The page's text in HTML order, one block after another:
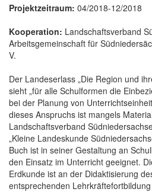
Projektzeitraum: 04/2018-12/2018
Kooperation: Landschaftsverband
Arbeitsgemeinschaft für
V.
Der Landeserlass „Die Region und
sieht „für alle Schulformen die
bei der Planung von
dieses Anspruchs ist mangels
Landschaftsverband
„Kleine Landeskunde
Buch ist in seiner Gestaltung an
den Einsatz im Unterricht geeignet.
Erdkunde ist an der Didaktisierung
entsprechenden